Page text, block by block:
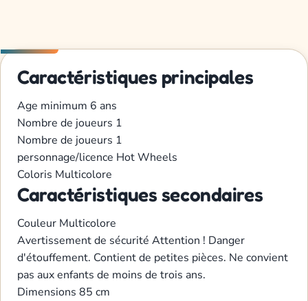
Caractéristiques principales
Age minimum 6 ans
Nombre de joueurs 1
Nombre de joueurs 1
personnage/licence Hot Wheels
Coloris Multicolore
Caractéristiques secondaires
Couleur Multicolore
Avertissement de sécurité Attention ! Danger
d'étouffement. Contient de petites pièces. Ne convient
pas aux enfants de moins de trois ans.
Dimensions 85 cm